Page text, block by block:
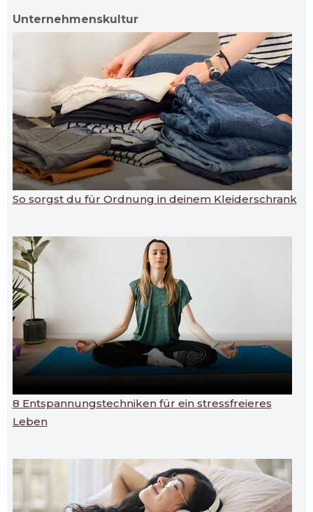
Unternehmenskultur
So sorgst du für Ordnung in deinem Kleiderschrank
8 Entspannungstechniken für ein stressfreieres
Leben